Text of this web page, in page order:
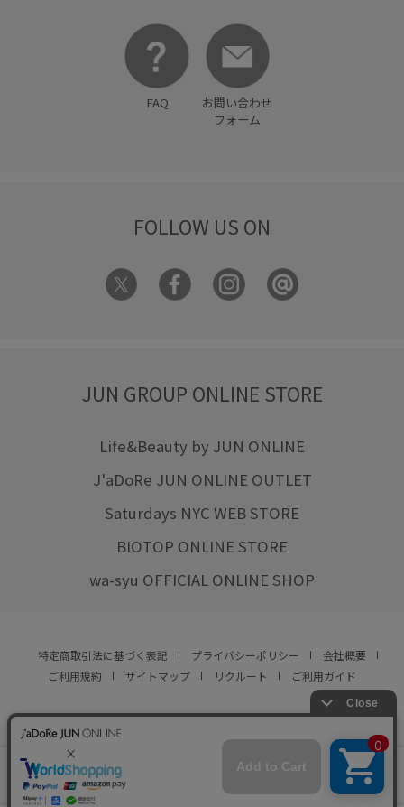
FAQ
お問い合わせ
フォーム
FOLLOW US ON
JUN GROUP ONLINE STORE
Life&Beauty by JUN ONLINE
J'aDoRe JUN ONLINE OUTLET
Saturdays NYC WEB STORE
BIOTOP ONLINE STORE
wa-syu OFFICIAL ONLINE SHOP
特定商取引法に基づく表記 プライバシーポリシー
会社概要
ご利用規約
サイトマップ リクルート ご利用ガイド
© JUN CO.,LTD. ALL RIGHTS RESERVED.
店舗在庫
をみる
この商品は現在販売しておりません